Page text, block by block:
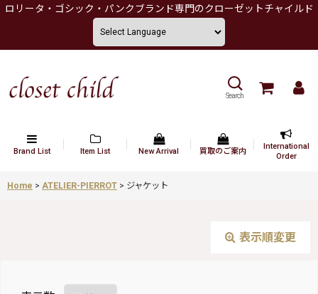
ロリータ・ゴシック・パンクブランド専門のクローゼットチャイルド
Search
Brand List Item List New Arrival 買取のご案内
International
Order
Home > ATELIER-PIERROT > ジャケット
表示順変更